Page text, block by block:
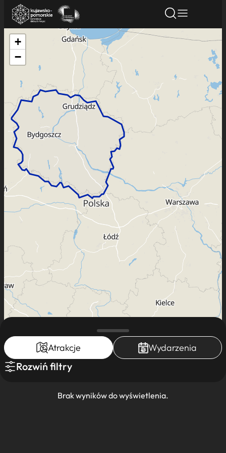
Znajdź atrakcję Znajdź artykuł Znajdź
Znajdź atrakcję
Nazwa atrakcji
Miasto
Kategoria
Wyszukaj
+
−
Leaflet Mapa dostęna dla K-POT ©
Atrakcje Wydarzenia
Rozwiń filtry
Brak wyników do wyświetlenia.